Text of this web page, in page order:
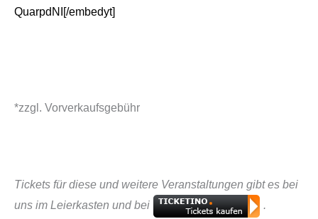
QuarpdNI[/embedyt]
*zzgl. Vorverkaufsgebühr
Tickets für diese und weitere Veranstaltungen gibt es bei
uns im Leierkasten und bei
.